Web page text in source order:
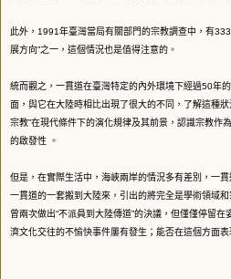
此外，1991年臺灣當局有關部門的宗教調查中，有
展方向”之一，這個情況也是值得注意的。
統而觀之，一貫道在臺灣特定的內外環境下經過50年
面，與它在大陸時相比出現了很大的不同，了解這種
宗教”在現代條件下的演化規律及其前景，認識宗教作
的啟發性 。
但是，在實際生活中，海峽兩岸的情況多有差別，一
一貫道的一套搬到大陸來，引出的將完全是學術領域
曾兩次做出“不派員到大陸傳道”的決議，但僅僅停留
濟文化交往的不愉快事件屢有發生；能否在這個方面